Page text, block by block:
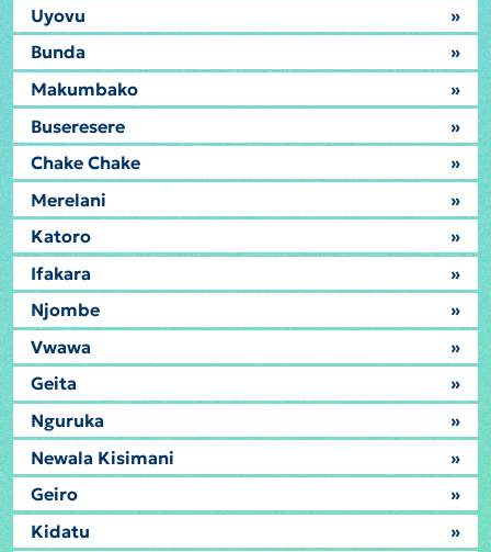
Uyovu
»
Bunda
»
Makumbako
»
Buseresere
»
Chake Chake
»
Merelani
»
Katoro
»
Ifakara
»
Njombe
»
Vwawa
»
Geita
»
Nguruka
»
Newala Kisimani
»
Geiro
»
Kidatu
»